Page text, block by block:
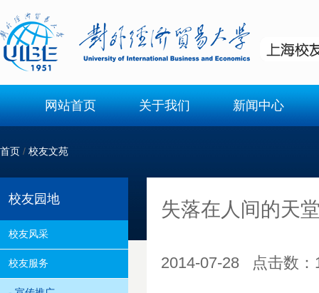
网站首页 关于我们 新闻中心
首页 / 校友文苑
校友园地
校友风采
校友服务
失落在人间的天
2014-07-28 点击数：